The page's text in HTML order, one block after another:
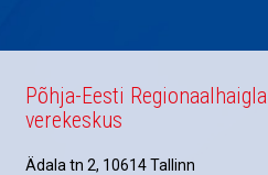
Põhja-Eesti Regionaalhaigla
verekeskus
Ädala tn 2, 10614 Tallinn